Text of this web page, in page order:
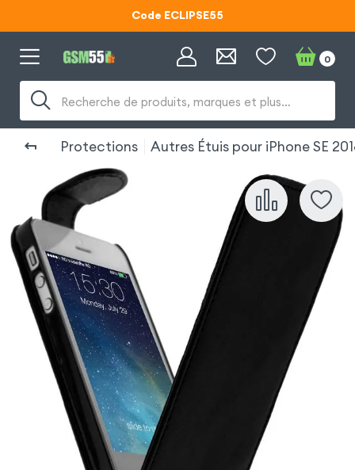
Code ECLIPSE55
Code ECLIPSE55
Recherche de produits, marques et plus…
0
Protections Autres Étuis pour iPhone SE